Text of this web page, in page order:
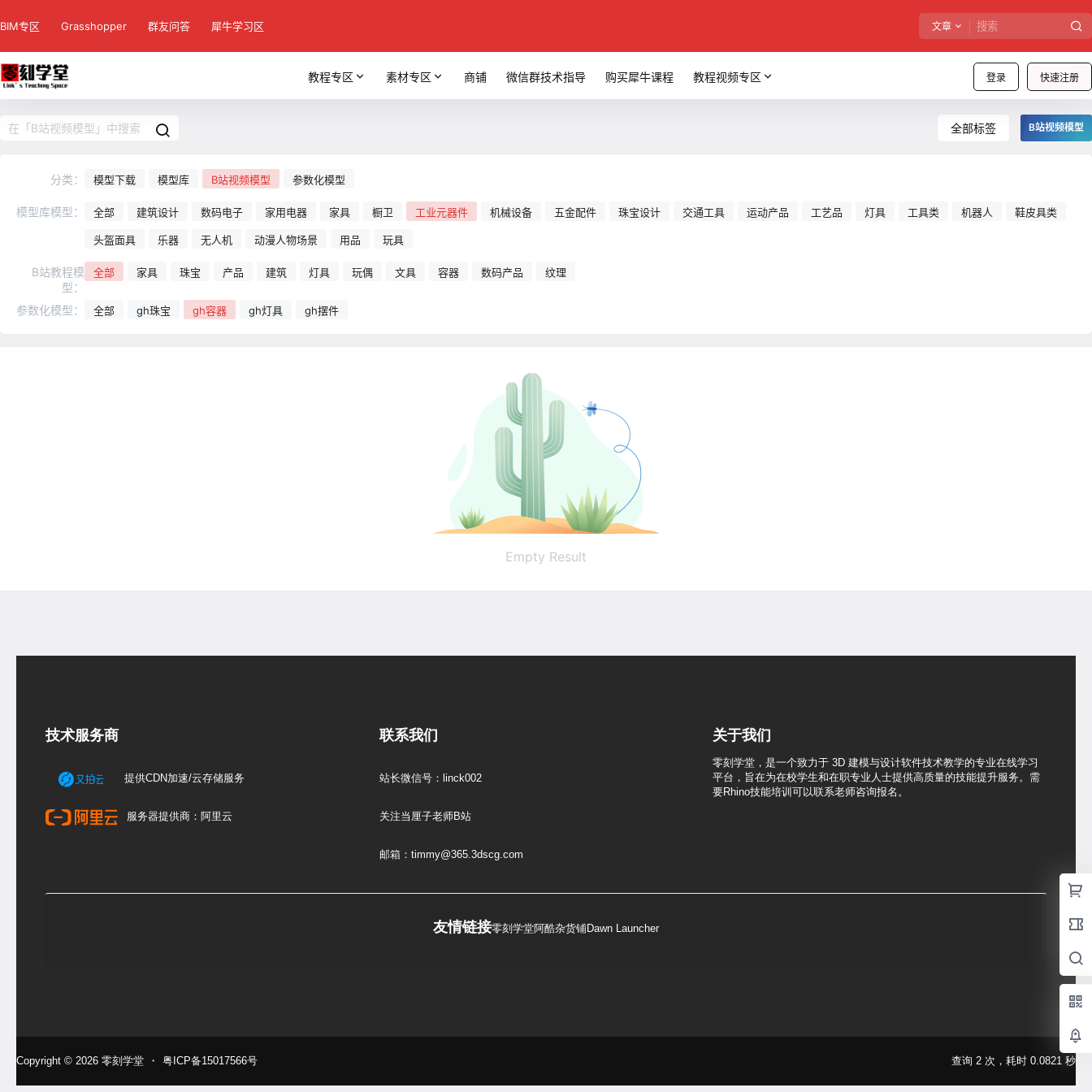
BIM专区 Grasshopper 群友问答 犀牛学习区 文章
登录 快速注册
教程专区 素材专区 商铺 微信群技术指导 购买犀牛课程 教程视频专区
全部标签 B站视频模型
分类： 模型下载 模型库 B站视频模型 参数化模型
模型库模型： 全部 建筑设计 数码电子 家用电器 家具 橱卫 工业元器件 机械设备 五金配件 珠宝设计 交通工具 运动产品 工艺品 灯具 工具类 机器人 鞋皮具类
头盔面具 乐器 无人机 动漫人物场景 用品 玩具
B站教程模
型：
全部 家具 珠宝 产品 建筑 灯具 玩偶 文具 容器 数码产品 纹理
参数化模型： 全部 gh珠宝 gh容器 gh灯具 gh摆件
Empty Result
技术服务商
提供CDN加速/云存储服务
服务器提供商：阿里云
联系我们
站长微信号：linck002
关注当厘子老师B站
邮箱：timmy@365.3dscg.com
关于我们
零刻学堂，是一个致力于 3D 建模与设计软件技术教学的专业在线学习
平台，旨在为在校学生和在职专业人士提供高质量的技能提升服务。需
要Rhino技能培训可以联系老师咨询报名。
友情链接零刻学堂阿酷杂货铺Dawn Launcher
Copyright © 2026 零刻学堂 ・ 粤ICP备15017566号 查询 2 次，耗时 0.0821 秒